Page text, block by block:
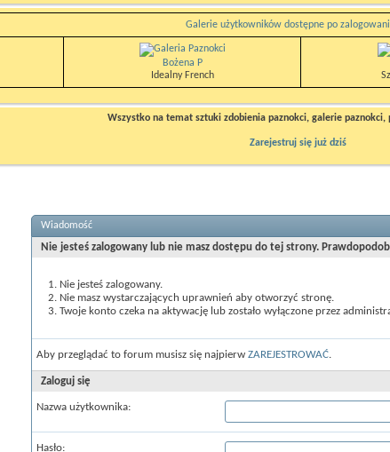
Galerie użytkowników dostępne po
Bożena P
Idealny French
Wszystko na temat sztuki zdobienia paznokci, galerie paznokci,
Zarejestruj się już dziś
Wiadomość
Nie jesteś zalogowany lub nie masz dostępu do tej strony.
Nie jesteś zalogowany.
Nie masz wystarczających uprawnień aby otworzyć stronę.
Twoje konto czeka na aktywację lub zostało wyłączone przez
Aby przeglądać to forum musisz się najpierw ZAREJESTROWAĆ.
Zaloguj się
Nazwa użytkownika:
Hasło: